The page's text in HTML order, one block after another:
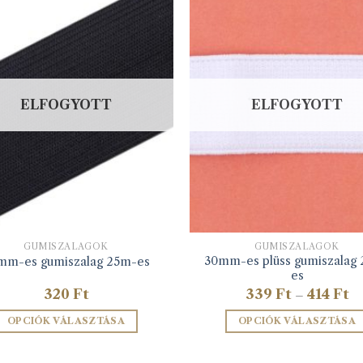
ELFOGYOTT
GUMISZALAGOK
es gumiszalag 25m-es
320 Ft
OPCIÓK VÁLASZTÁSA
ELFOGYOTT
GUMISZALAGOK
30mm-es plüss gumiszalag
es
339 Ft – 414Ft
-
OPCIÓK VÁLASZTÁSA